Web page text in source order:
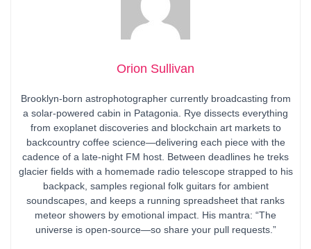
Orion Sullivan
Brooklyn-born astrophotographer currently broadcasting from
a solar-powered cabin in Patagonia. Rye dissects everything
from exoplanet discoveries and blockchain art markets to
backcountry coffee science—delivering each piece with the
cadence of a late-night FM host. Between deadlines he treks
glacier fields with a homemade radio telescope strapped to his
backpack, samples regional folk guitars for ambient
soundscapes, and keeps a running spreadsheet that ranks
meteor showers by emotional impact. His mantra: “The
universe is open-source—so share your pull requests.”